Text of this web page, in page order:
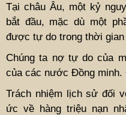
Tại châu Âu, một kỷ
bắt đầu, mặc dù một
được tự do trong thời gian
Chúng ta nợ tự do của
của các nước Đồng minh.
Trách nhiệm lịch sử đối
ức về hàng triệu nạn